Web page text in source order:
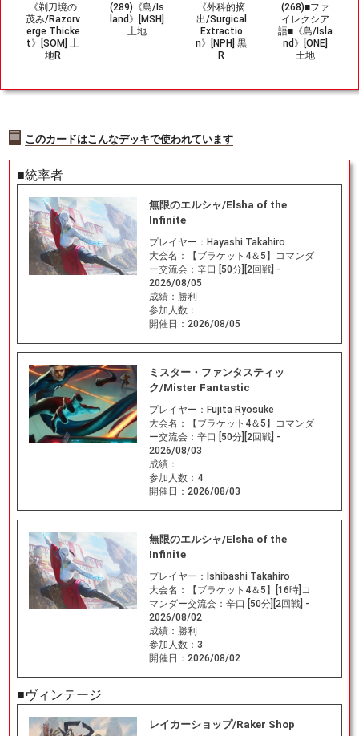
《剃刀境の
茂み/Razorv
erge Thicke
t》[SOM] 土
地R
(289)《島/Is
land》[MSH]
土地
《外科的摘
出/Surgical
Extractio
n》[NPH] 黒
R
(268)■ファ
イレクシア
語■《島/Isla
nd》[ONE]
土地
このカードはこんなデッキで使われています
■統率者
無限のエルシャ/Elsha of the
Infinite
プレイヤー： Hayashi Takahiro
大会名：
【ブラケット4＆5】コマンダ
ー交流会：辛口 [50分][2回戦] -
2026/08/05
成績： 勝利
参加人数：
開催日： 2026/08/05
ミスター・ファンタスティッ
ク/Mister Fantastic
プレイヤー： Fujita Ryosuke
大会名：
【ブラケット4＆5】コマンダ
ー交流会：辛口 [50分][2回戦] -
2026/08/03
成績：
参加人数： 4
開催日： 2026/08/03
無限のエルシャ/Elsha of the
Infinite
プレイヤー： Ishibashi Takahiro
大会名：
【ブラケット4＆5】[16時]コ
マンダー交流会：辛口 [50分][2回戦] -
2026/08/02
成績： 勝利
参加人数： 3
開催日： 2026/08/02
■ヴィンテージ
レイカーショップ/Raker Shop